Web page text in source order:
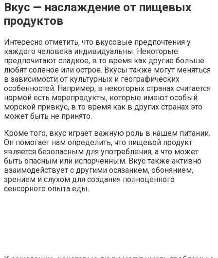
Вкус — наслаждение от пищевых
продуктов
Интересно отметить, что вкусовые предпочтения у
каждого человека индивидуальны. Некоторые
предпочитают сладкое, в то время как другие больше
любят соленое или острое. Вкусы также могут меняться
в зависимости от культурных и географических
особенностей. Например, в некоторых странах считается
нормой есть морепродукты, которые имеют особый
морской привкус, в то время как в других странах это
может быть не принято.
Кроме того, вкус играет важную роль в нашем питании.
Он помогает нам определить, что пищевой продукт
является безопасным для употребления, а что может
быть опасным или испорченным. Вкус также активно
взаимодействует с другими осязанием, обонянием,
зрением и слухом для создания полноценного
сенсорного опыта еды.